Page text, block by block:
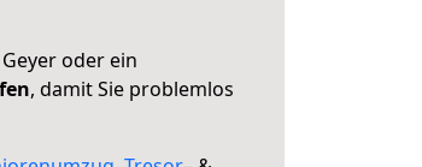
oder ein
, damit Sie problemlos